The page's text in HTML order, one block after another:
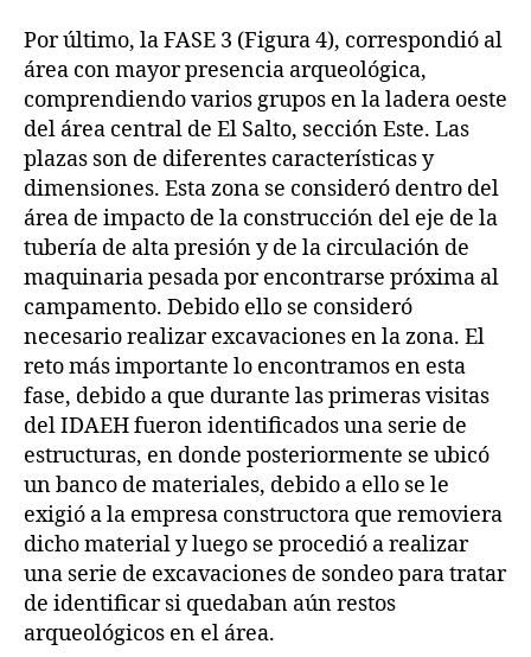
Por último, la FASE 3 (Figura 4), correspondió al
área con mayor presencia arqueológica,
comprendiendo varios grupos en la ladera oeste
del área central de El Salto, sección Este. Las
plazas son de diferentes características y
dimensiones. Esta zona se consideró dentro del
área de impacto de la construcción del eje de la
tubería de alta presión y de la circulación de
maquinaria pesada por encontrarse próxima al
campamento. Debido ello se consideró
necesario realizar excavaciones en la zona. El
reto más importante lo encontramos en esta
fase, debido a que durante las primeras visitas
del IDAEH fueron identificados una serie de
estructuras, en donde posteriormente se ubicó
un banco de materiales, debido a ello se le
exigió a la empresa constructora que removiera
dicho material y luego se procedió a realizar
una serie de excavaciones de sondeo para tratar
de identificar si quedaban aún restos
arqueológicos en el área.